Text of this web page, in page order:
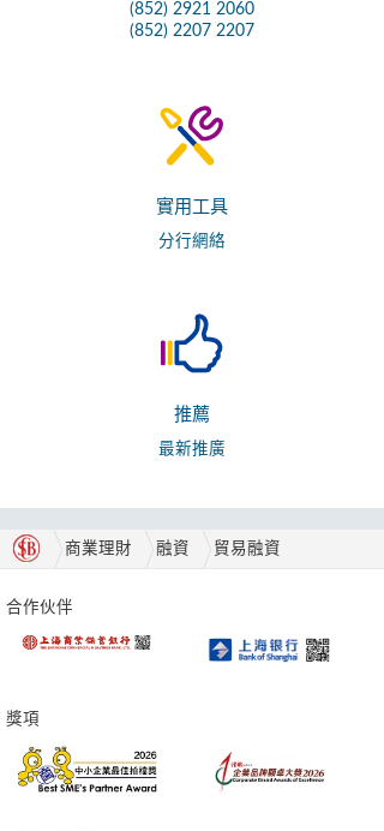
(852) 2921 2060
(852) 2207 2207
實用工具
分行網絡
推薦
最新推廣
商業理財 融資 貿易融資
合作伙伴
獎項